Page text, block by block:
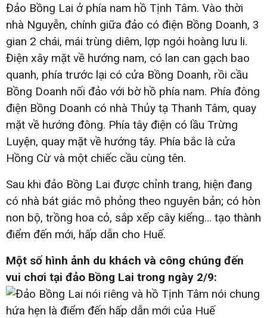
Đảo Bồng Lai ở phía nam hồ Tịnh Tâm. Vào thời
nhà Nguyễn, chính giữa đảo có điện Bồng Doanh, 3
gian 2 chái, mái trùng diêm, lợp ngói hoàng lưu li.
Điện xây mặt về hướng nam, có lan can gạch bao
quanh, phía trước lại có cửa Bồng Doanh, rồi cầu
Bồng Doanh nối đảo với bờ hồ phía nam. Phía đông
điện Bồng Doanh có nhà Thủy tạ Thanh Tâm, quay
mặt về hướng đông. Phía tây điện có lầu Trừng
Luyện, quay mặt về hướng tây. Phía bắc là cửa
Hồng Cừ và một chiếc cầu cùng tên.
Sau khi đảo Bồng Lai được chỉnh trang, hiện đang
có nhà bát giác mô phỏng theo nguyên bản; có hòn
non bộ, trồng hoa cỏ, sắp xếp cây kiểng… tạo thành
điểm đến mới, hấp dẫn cho Huế.
Một số hình ảnh du khách và công chúng đến
vui chơi tại đảo Bồng Lai trong ngày 2/9: